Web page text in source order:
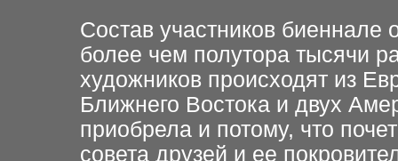
Состав участников биеннале
более чем полутора тысячи
художников происходят из
Ближнего Востока и двух
приобрела и потому, что
совета друзей и ее